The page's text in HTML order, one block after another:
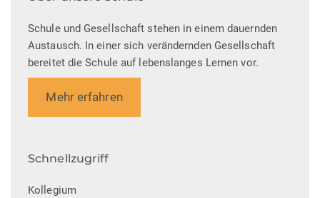
Schule und Gesellschaft stehen in einem dauernden
Austausch. In einer sich verändernden Gesellschaft
bereitet die Schule auf lebenslanges Lernen vor.
Mehr erfahren
Schnellzugriff
Kollegium